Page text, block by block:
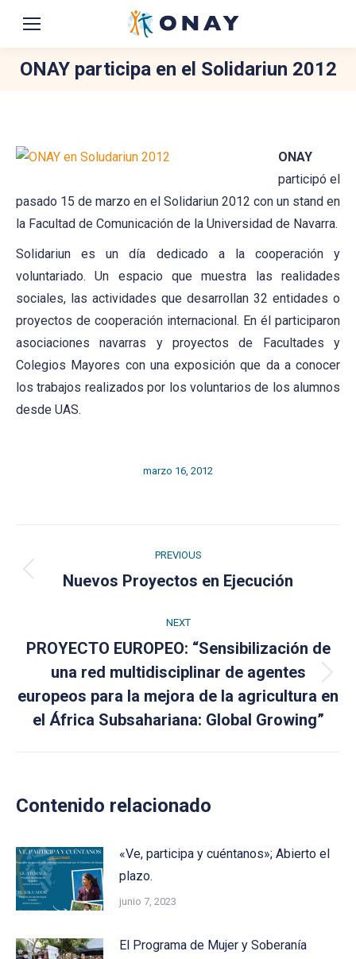
ONAY participa en el Solidariun 2012
ONAY
participó el
pasado 15 de marzo en el Solidariun 2012 con un stand en
la Facultad de Comunicación de la Universidad de Navarra.
Solidariun es un día dedicado a la cooperación y
voluntariado. Un espacio que muestra las realidades
sociales, las actividades que desarrollan 32 entidades o
proyectos de cooperación internacional. En él participaron
asociaciones navarras y proyectos de Facultades y
Colegios Mayores con una exposición que da a conocer
los trabajos realizados por los voluntarios de los alumnos
desde UAS.
marzo 16, 2012
navigation
PREVIOUS
Previous
Nuevos Proyectos en Ejecución
NEXT
Next
post:
PROYECTO EUROPEO: “Sensibilización de
una red multidisciplinar de agentes
europeos para la mejora de la agricultura en
el África Subsahariana: Global Growing”
Contenido relacionado
«Ve, participa y cuéntanos»; Abierto el
plazo.
junio 7, 2023
El Programa de Mujer y Soberanía